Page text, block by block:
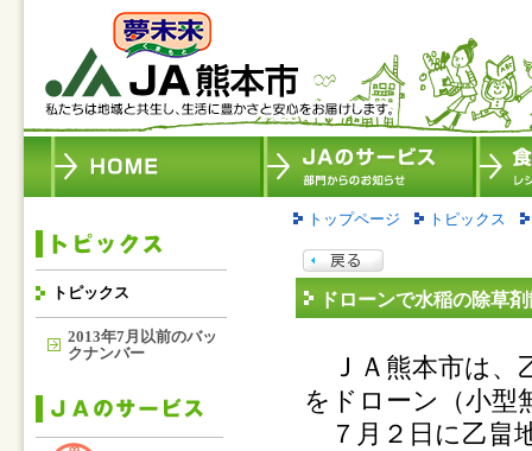
トピックス
2013年7月以前のバッ
クナンバー
トップページ トピックス
ドローンで水稲の除草
ＪＡ 熊本市は、
をドローン（小型
７月２日に乙畠